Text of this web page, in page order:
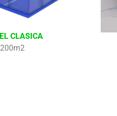
CLASICA
200m2